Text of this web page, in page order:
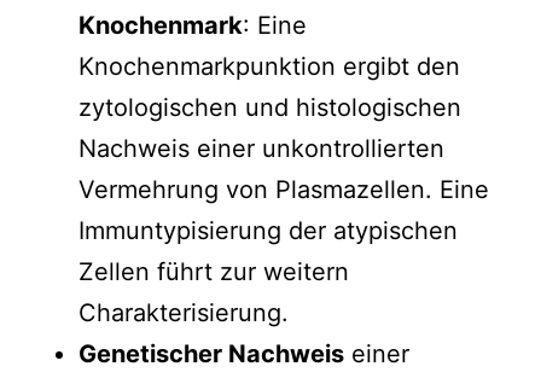
Knochenmark: Eine
Knochenmarkpunktion ergibt den
zytologischen und histologischen
Nachweis einer unkontrollierten
Vermehrung von Plasmazellen. Eine
Immuntypisierung der atypischen
Zellen führt zur weitern
Charakterisierung.
Genetischer Nachweis einer